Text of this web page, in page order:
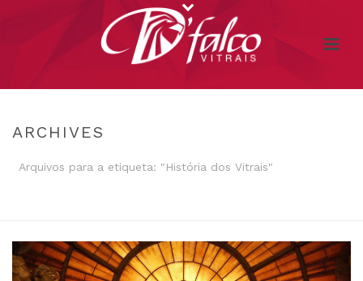
ARCHIVES
Arquivos para a etiqueta: "História dos Vitrais"